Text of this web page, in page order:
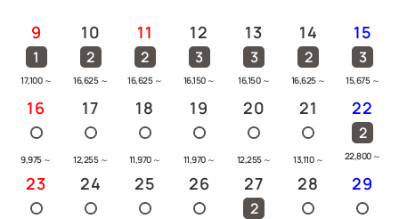
9
1
17,100 ～
10
2
16,625 ～
11
2
16,625 ～
12
3
16,150 ～
13
3
16,150 ～
14
2
16,625 ～
15
3
15,675 ～
16
9,975 ～
17
12,255 ～
18
11,970 ～
19
11,970 ～
20
12,255 ～
21
13,110 ～
22
2
22,800 ～
23 24 25 26 27
2
28 29